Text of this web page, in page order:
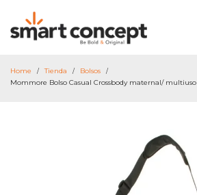
Home / Tienda / Bolsos /
Mommore Bolso Casual Crossbody maternal/ multiuso